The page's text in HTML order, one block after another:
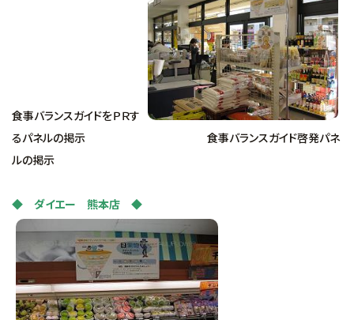
食事バランスガイドをＰＲす
るパネルの掲示 食事バランスガイド啓発パネ
ルの掲示
◆ ダイエー 熊本店 ◆